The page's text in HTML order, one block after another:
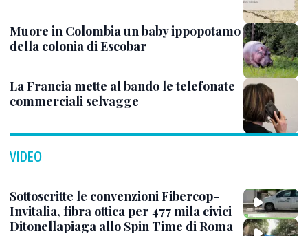
Muore in Colombia un baby ippopotamo
della colonia di Escobar
La Francia mette al bando le telefonate
commerciali selvagge
VIDEO
Sottoscritte le convenzioni Fibercop-
Invitalia, fibra ottica per 477 mila civici
Ditonellapiaga allo Spin Time di Roma